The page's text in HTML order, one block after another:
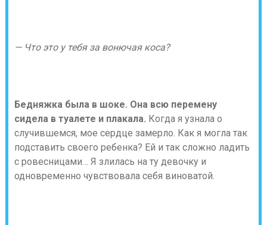
— Что это у тебя за вонючая коса?
Бедняжка была в шоке. Она всю перемену
сидела в туалете и плакала. Когда я узнала о
случившемся, мое сердце замерло. Как я могла так
подставить своего ребенка? Ей и так сложно ладить
с ровесницами… Я злилась на ту девочку и
одновременно чувствовала себя виноватой.